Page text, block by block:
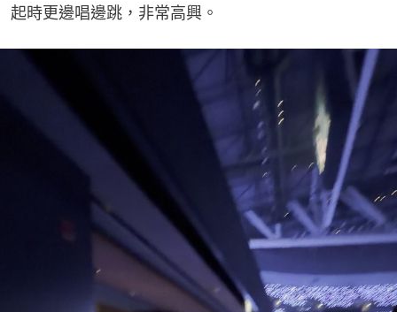
起時更邊唱邊跳，非常高興。